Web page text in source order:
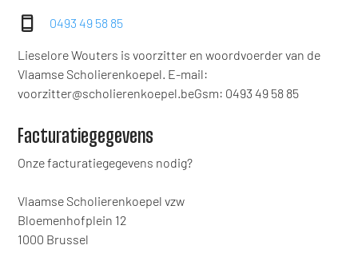
0493 49 58 85
Lieselore Wouters is voorzitter en woordvoerder van de
Vlaamse Scholierenkoepel. E-mail:
voorzitter@scholierenkoepel.beGsm: 0493 49 58 85
Facturatiegegevens
Onze facturatiegegevens nodig?
Vlaamse Scholierenkoepel vzw
Bloemenhofplein 12
1000 Brussel